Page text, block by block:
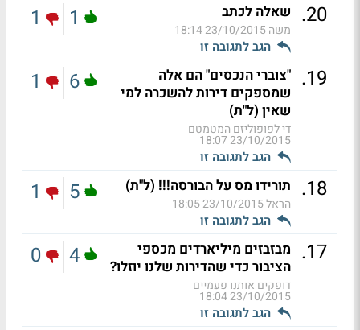
20
. שאלה לכתב
משה23/10/2015 18:14
הגב לתגובה זו
1
1
19
. "צוברי הנכסים" הם אלה
שמספקים דירות להשכרה למי
שאין (ל"ת)
די לפופוליזם המטמטם
23/10/2015 18:07
הגב לתגובה זו
6
1
18
. תורידו מס על הבורסה!!! (ל"ת)
הראל23/10/2015 18:05
הגב לתגובה זו
5
1
17
. מבזבזים מיליארדים מכספי
הציבור כדי שהדירות שלנו יוזלו?
דופקים אותנו פעמיים
23/10/2015 18:04
הגב לתגובה זו
4
0